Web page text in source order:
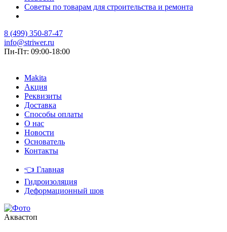
Советы по товарам для строительства и ремонта
8 (499) 350-87-47
info@striwer.ru
Пн-Пт: 09:00-18:00
Makita
Акция
Реквизиты
Доставка
Способы оплаты
О нас
Новости
Основатель
Контакты
👈 Главная
Гидроизоляция
Деформационный шов
Аквастоп